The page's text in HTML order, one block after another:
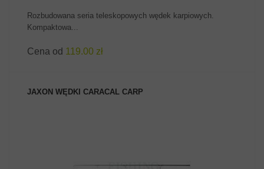
Rozbudowana seria teleskopowych wędek karpiowych.
Kompaktowa...
Cena od 119.00 zł
JAXON WĘDKI CARACAL CARP